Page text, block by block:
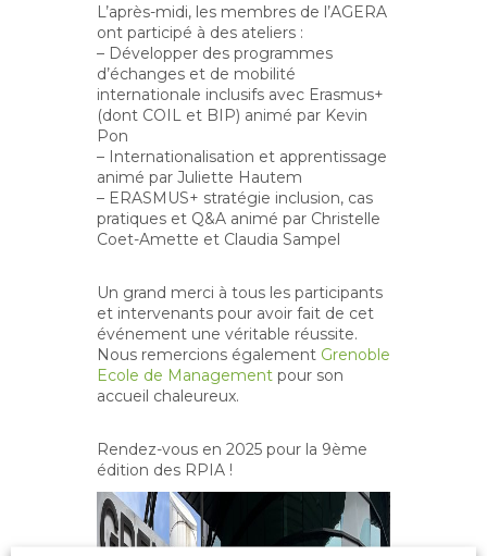
L’après-midi, les membres de l’AGERA
ont participé à des ateliers :
– Développer des programmes
d’échanges et de mobilité
internationale inclusifs avec Erasmus+
(dont COIL et BIP) animé par Kevin
Pon
– Internationalisation et apprentissage
animé par Juliette Hautem
– ERASMUS+ stratégie inclusion, cas
pratiques et Q&A animé par Christelle
Coet-Amette et Claudia Sampel
Un grand merci à tous les participants
et intervenants pour avoir fait de cet
événement une véritable réussite.
Nous remercions également Grenoble
Ecole de Management pour son
accueil chaleureux.
Rendez-vous en 2025 pour la 9ème
édition des RPIA !